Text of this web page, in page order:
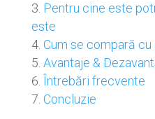
Pentru cine este
este
Cum se compară
Avantaje &
Întrebări frecvente
Concluzie